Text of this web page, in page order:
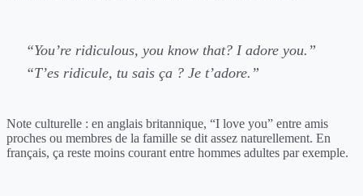
“You’re ridiculous, you know that? I adore you.”
“T’es ridicule, tu sais ça ? Je t’adore.”
Note culturelle : en anglais britannique, “I love you” entre amis
proches ou membres de la famille se dit assez naturellement. En
français, ça reste moins courant entre hommes adultes par exemple.